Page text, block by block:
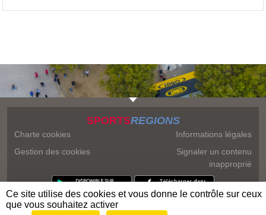
SPORTSREGIONS
Charte cookies
Gestion des cookies
Informations légales
Signaler un contenu
inapproprié
Ce site utilise des cookies et vous donne le contrôle sur ceux
que vous souhaitez activer